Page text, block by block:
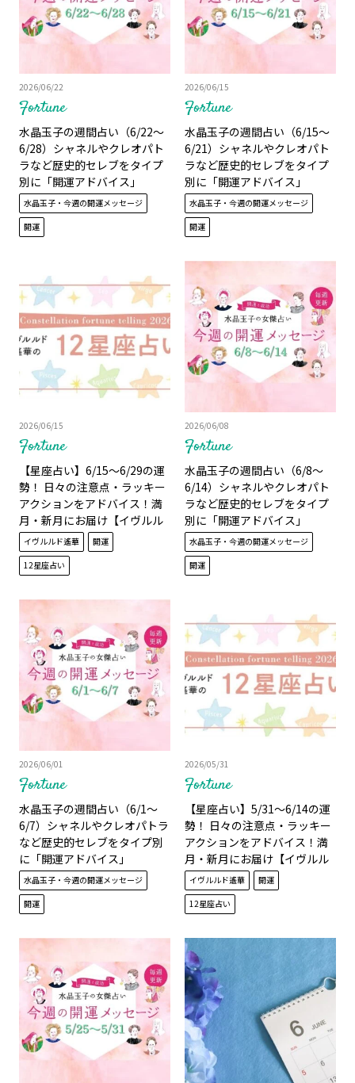
Fortune
2026/06/22
水晶玉子の週間占い（6/22～
6/28）シャネルやクレオパト
ラなど歴史的セレブをタイプ
別に「開運アドバイス」
水晶玉子・今週の開運メッセージ
開運
Fortune
2026/06/15
水晶玉子の週間占い（6/15～
6/21）シャネルやクレオパト
ラなど歴史的セレブをタイプ
別に「開運アドバイス」
水晶玉子・今週の開運メッセージ
開運
Fortune
2026/06/15
【星座占い】6/15～6/29の運
勢！ 日々の注意点・ラッキー
アクションをアドバイス！満
月・新月にお届け【イヴルル
ド遙華】
イヴルルド遙華
開運
12星座占い
Fortune
2026/06/08
水晶玉子の週間占い（6/8～
6/14）シャネルやクレオパト
ラなど歴史的セレブをタイプ
別に「開運アドバイス」
水晶玉子・今週の開運メッセージ
開運
Fortune
2026/06/01
水晶玉子の週間占い（6/1～
6/7）シャネルやクレオパトラ
など歴史的セレブをタイプ別
に「開運アドバイス」
水晶玉子・今週の開運メッセージ
開運
Fortune
2026/05/31
【星座占い】5/31～6/14の運
勢！ 日々の注意点・ラッキー
アクションをアドバイス！満
月・新月にお届け【イヴルル
ド遙華】
イヴルルド遙華
開運
12星座占い